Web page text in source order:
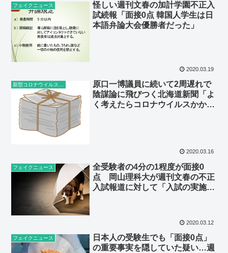
フェイクニュース
怪しい週刊文春の加計学園不正入
試続報「面接0点 韓国人学生は日
本語弁論大会優勝者だった」
2020.03.19
原口一博議員に続いて2周遅れで
陰謀論に飛びつく北海道新聞「よ
く考えたらコロナウイルスかかっ
2020.03.16
フェイクニュース
全受験者の4分の1程度が面接0
点 岡山理科大が週刊文春の不正
入試報道に対して「入試の実施方
2020.03.12
フェイクニュース
日本人の受験生でも「面接0点」
の重要事実を隠していた疑い…週